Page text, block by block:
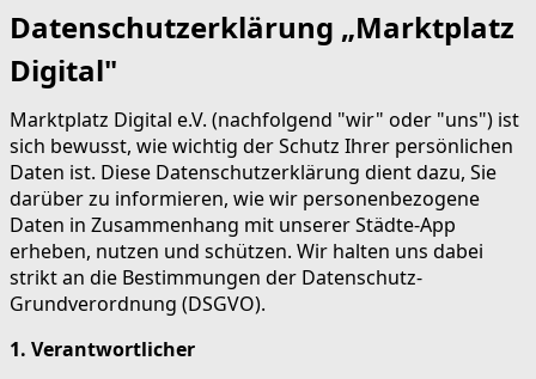
Datenschutz
Datenschutzerklärung „Marktplatz
Digital"
Marktplatz Digital e.V. (nachfolgend "wir" oder "uns") ist
sich bewusst, wie wichtig der Schutz Ihrer persönlichen
Daten ist. Diese Datenschutzerklärung dient dazu, Sie
darüber zu informieren, wie wir personenbezogene
Daten in Zusammenhang mit unserer Städte-App
erheben, nutzen und schützen. Wir halten uns dabei
strikt an die Bestimmungen der Datenschutz-
Grundverordnung (DSGVO).
1. Verantwortlicher